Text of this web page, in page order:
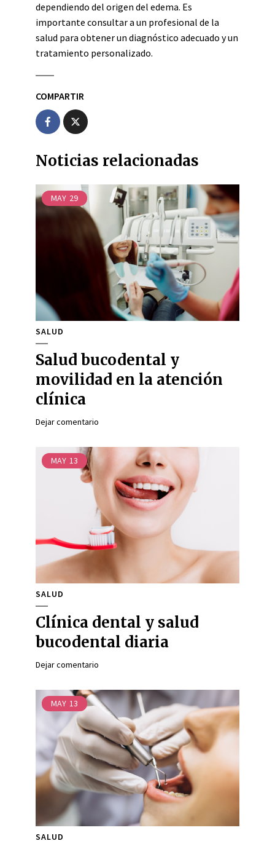
dependiendo del origen del edema. Es
importante consultar a un profesional de la
salud para obtener un diagnóstico adecuado y un
tratamiento personalizado.
COMPARTIR
Noticias relacionadas
MAY 29
SALUD
Salud bucodental y
movilidad en la atención
clínica
Dejar comentario
MAY 13
SALUD
Clínica dental y salud
bucodental diaria
Dejar comentario
MAY 13
SALUD